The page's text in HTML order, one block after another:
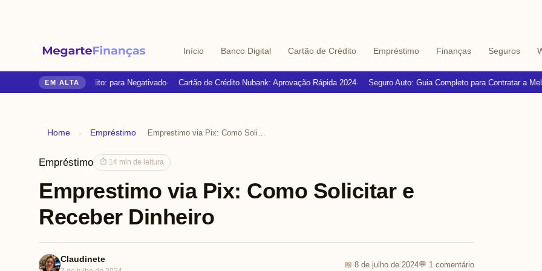
Início Banco Digital Cartão de Crédito Empréstimo Finanças Seguros
EM ALTA
Cartões de Crédito: para Negativado Cartão de Crédito Nubank: Aprovação Rápida 2024 Seguro Auto: Guia Completo para Contratar a Melhor
Home › Empréstimo ›
Empréstimo ⏱ 14 min de leitura
Emprestimo via Pix: Como Solicitar e
Receber Dinheiro
Claudinete
📅 8 de julho de 2024💬 1 comentário